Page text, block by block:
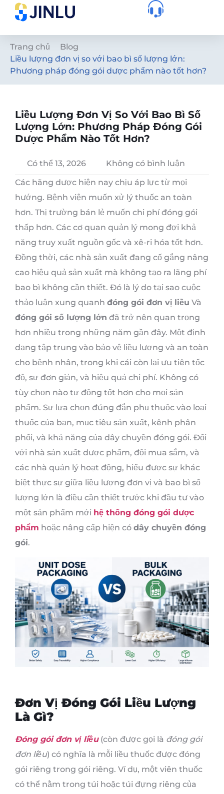
Trang chủ
Blog
Liều lượng đơn vị so với bao bì số lượng lớn:
Phương pháp đóng gói dược phẩm nào tốt hơn?
Liều Lượng Đơn Vị So Với Bao Bì Số
Lượng Lớn: Phương Pháp Đóng Gói
Dược Phẩm Nào Tốt Hơn?
Có thể 13, 2026
Không có bình luận
Các hãng dược hiện nay chịu áp lực từ mọi
hướng. Bệnh viện muốn xử lý thuốc an toàn
hơn. Thị trường bán lẻ muốn chi phí đóng gói
thấp hơn. Các cơ quan quản lý mong đợi khả
năng truy xuất nguồn gốc và xê-ri hóa tốt hơn.
Đồng thời, các nhà sản xuất đang cố gắng nâng
cao hiệu quả sản xuất mà không tạo ra lãng phí
bao bì không cần thiết. Đó là lý do tại sao cuộc
thảo luận xung quanh đóng gói đơn vị liều Và
đóng gói số lượng lớn đã trở nên quan trọng
hơn nhiều trong những năm gần đây. Một định
dạng tập trung vào bảo vệ liều lượng và an toàn
cho bệnh nhân, trong khi cái còn lại ưu tiên tốc
độ, sự đơn giản, và hiệu quả chi phí. Không có
tùy chọn nào tự động tốt hơn cho mọi sản
phẩm. Sự lựa chọn đúng đắn phụ thuộc vào loại
thuốc của bạn, mục tiêu sản xuất, kênh phân
phối, và khả năng của dây chuyền đóng gói. Đối
với nhà sản xuất dược phẩm, đội mua sắm, và
các nhà quản lý hoạt động, hiểu được sự khác
biệt thực sự giữa liều lượng đơn vị và bao bì số
lượng lớn là điều cần thiết trước khi đầu tư vào
một sản phẩm mới hệ thống đóng gói dược
phẩm hoặc nâng cấp hiện có dây chuyền đóng
gói.
Đơn Vị Đóng Gói Liều Lượng
Là Gì?
Đóng gói đơn vị liều(còn được gọi là đóng gói
đơn liều) có nghĩa là mỗi liều thuốc được đóng
gói riêng trong gói riêng. Ví dụ, một viên thuốc
có thể nằm trong túi hoặc túi đựng riêng của